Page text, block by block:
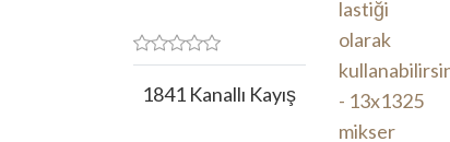
1841 Kanallı Kayış